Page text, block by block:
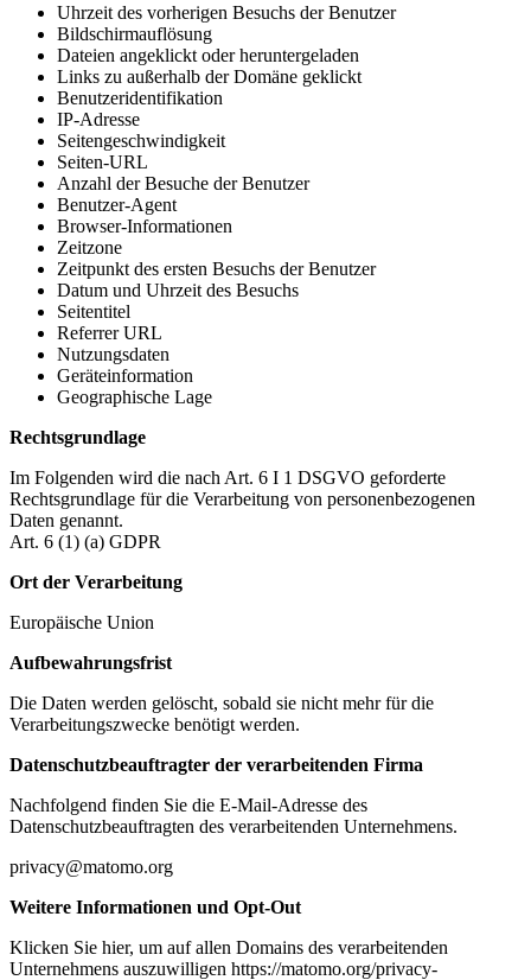
Uhrzeit des vorherigen Besuchs der Benutzer
Bildschirmauflösung
Dateien angeklickt oder heruntergeladen
Links zu außerhalb der Domäne geklickt
Benutzeridentifikation
IP-Adresse
Seitengeschwindigkeit
Seiten-URL
Anzahl der Besuche der Benutzer
Benutzer-Agent
Browser-Informationen
Zeitzone
Zeitpunkt des ersten Besuchs der Benutzer
Datum und Uhrzeit des Besuchs
Seitentitel
Referrer URL
Nutzungsdaten
Geräteinformation
Geographische Lage
Rechtsgrundlage
Im Folgenden wird die nach Art. 6 I 1 DSGVO geforderte
Rechtsgrundlage für die Verarbeitung von personenbezogenen
Daten genannt.
Art. 6 (1) (a) GDPR
Ort der Verarbeitung
Europäische Union
Aufbewahrungsfrist
Die Daten werden gelöscht, sobald sie nicht mehr für die
Verarbeitungszwecke benötigt werden.
Datenschutzbeauftragter der verarbeitenden Firma
Nachfolgend finden Sie die E-Mail-Adresse des
Datenschutzbeauftragten des verarbeitenden Unternehmens.
privacy@matomo.org
Weitere Informationen und Opt-Out
Klicken Sie hier, um auf allen Domains des verarbeitenden
Unternehmens auszuwilligen https://matomo.org/privacy-